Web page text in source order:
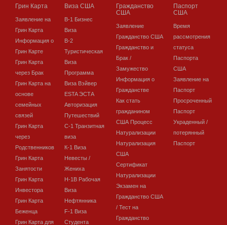
Грин Карта
Заявление на
Грин Карта
Информация о
Грин Карте
Грин Карта
через Брак
Грин Карта на
основе
семейных
связей
Грин Карта
через
Родственников
Грин Карта
Занятости
Грин Карта
Инвестора
Грин Карта
Беженца
Грин Карта для
Виза США
В-1 Бизнес
Виза
В-2
Туристическая
Виза
Программа
Виза Вэйвер
ESTA ЭСТА
Авторизация
Путешествий
C-1 Транзитная
виза
К-1 Виза
Невесты /
Жениха
H-1B Рабочая
Виза
Нефтянника
F-1 Виза
Студента
Гражданство
США
Заявление
Гражданство США
Гражданство и
Брак /
Замужество
Информация о
Гражданстве
Как стать
гражданином
США Процесс
Натурализации
Натурализация
США
Сертификат
Натурализации
Экзамен на
Гражданство США
/ Тест на
Гражданство
Паспорт
США
Время
рассмотрения
статуса
Паспорта
США
Заявление на
Паспорт
Просроченный
Паспорт
Украденный /
потерянный
Паспорт